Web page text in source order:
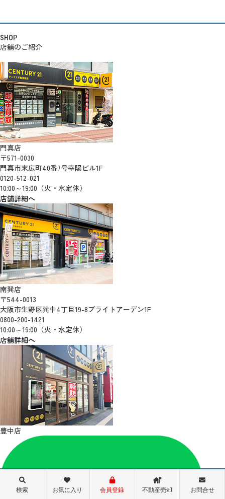
SHOP
店舗のご紹介
門真店
〒571-0030
門真市末広町40番7号幸陽ビル1F
0120-512-021
10:00～19:00（火・水定休）
店舗詳細へ
南巽店
〒544-0013
大阪市生野区巽中4丁目19-8ブライトアーデン1F
0800-200-1421
10:00～19:00（火・水定休）
店舗詳細へ
豊中店
検索 お気に入り 会員登録 不動産売却 お問合せ